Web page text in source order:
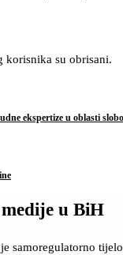
korisnika su obrisani.
ekspertize u oblasti
u BiH
samoregulatorno